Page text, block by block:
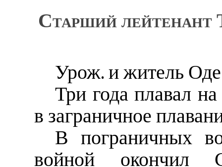
Старший лейтенант
Урож. и житель
Три года плавал
в заграничное
В пограничных
войной окончил